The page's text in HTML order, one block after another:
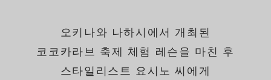
오키나와 나하시에서 개최된
코코카라브 축제 체험 레슨을 마친 후
스타일리스트 요시노 씨에게